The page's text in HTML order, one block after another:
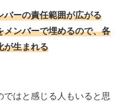
バーの責任範囲が広がる
ンバーで埋めるので、各
が生まれる
ではと感じる人もいると思